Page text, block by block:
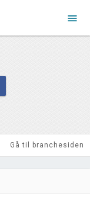
menu
Gå til branchesiden